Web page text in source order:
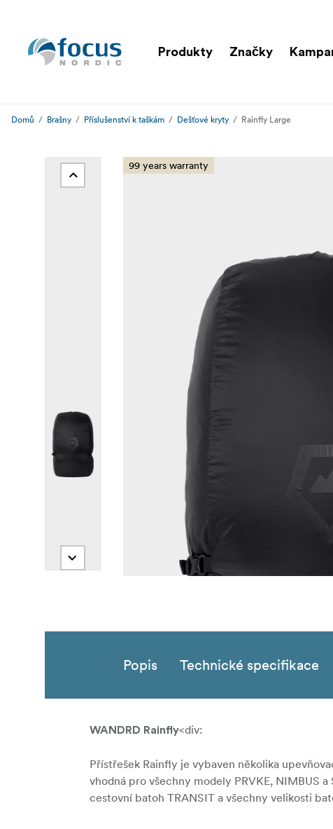
Produkty Značky
Domů Brašny Příslušenství k taškám Dešťové kryty Rainfly Large
99 years warranty
Popis Technické specifikace
WANDRD Rainfly<div:
Přístřešek Rainfly je vybaven několika
vhodná pro všechny modely PRVKE, NIMBUS
cestovní batoh TRANSIT a všechny velikosti